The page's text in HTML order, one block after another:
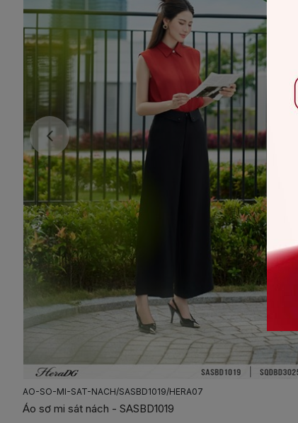
AO-SO-MI-SAT-NACH/SASBD1019/HERA07
Áo sơ mi sát nách - SASBD1019